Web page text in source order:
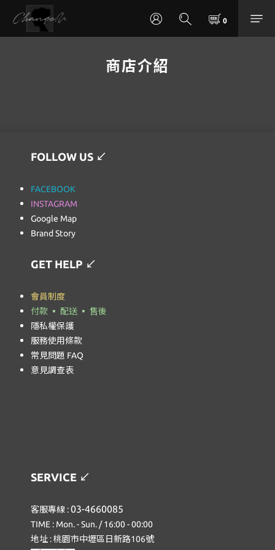
商店介紹
FOLLOW US ↙
FACEBOOK
INSTAGRAM
Google Map
Brand Story
GET HELP ↙
會員制度
付款 ▪ 配送 ▪ 售後
隱私權保護
服務使用條款
常見問題 FAQ
意見調查表
SERVICE ↙
客服專線 :03-4660085
TIME : Mon. - Sun. / 16:00 - 00:00
地址 :桃園市中壢區日新路106號